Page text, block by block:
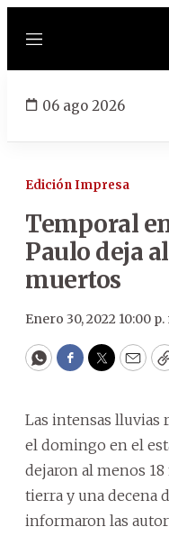
Menú
06 ago 2026
Edición Impresa
Temporal
Paulo deja
muertos
Enero 30, 2022 10:00 p.
WhatsApp
Facebook
Twitter
Las intensas lluvias
el domingo en el
dejaron al menos
tierra y una decena
informaron las